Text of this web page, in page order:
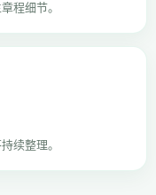
程细节。
续整理。